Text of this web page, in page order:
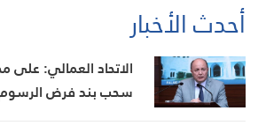
أحدث الأخبار
الاتحاد العمالي: على
سحب بند فرض